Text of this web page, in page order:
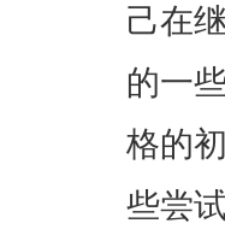
己在
的一
格的
些尝